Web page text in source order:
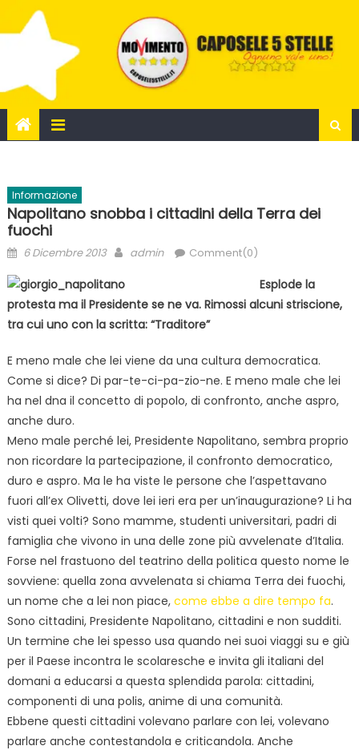
to
Informazione
Napolitano snobba i cittadini della Terra dei
fuochi
Posted
6 Dicembre 2013 Author
admin Comment(0)
Esplode la
protesta ma il Presidente se ne va. Rimossi alcuni striscione,
tra cui uno con la scritta: “Traditore”
E meno male che lei viene da una cultura democratica.
Come si dice? Di par-te-ci-pa-zio-ne. E meno male che lei
ha nel dna il concetto di popolo, di confronto, anche aspro,
anche duro.
Meno male perché lei, Presidente Napolitano, sembra proprio
non ricordare la partecipazione, il confronto democratico,
duro e aspro. Ma le ha viste le persone che l’aspettavano
fuori all’ex Olivetti, dove lei ieri era per un’inaugurazione? Li ha
visti quei volti? Sono mamme, studenti universitari, padri di
famiglia che vivono in una delle zone più avvelenate d’Italia.
Forse nel frastuono del teatrino della politica questo nome le
sovviene: quella zona avvelenata si chiama Terra dei fuochi,
un nome che a lei non piace, come ebbe a dire tempo fa.
Sono cittadini, Presidente Napolitano, cittadini e non sudditi.
Un termine che lei spesso usa quando nei suoi viaggi su e giù
per il Paese incontra le scolaresche e invita gli italiani del
domani a educarsi a questa splendida parola: cittadini,
componenti di una polis, anime di una comunità.
Ebbene questi cittadini volevano parlare con lei, volevano
parlare anche contestandola e criticandola. Anche